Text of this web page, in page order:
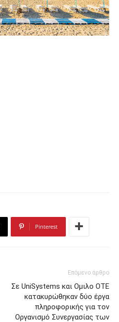
Pinterest
Επόμενο άρθρο
Σε UniSystems και Ομιλο ΟΤΕ
κατακυρώθηκαν δύο έργα
πληροφορικής για τον
Οργανισμό Συνεργασίας των